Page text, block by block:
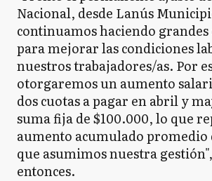
Nacional, desde Lanús
continuamos haciendo grandes
para mejorar las condiciones
nuestros trabajadores/as. Por
otorgaremos un aumento
dos cuotas a pagar en abril y
suma fija de $100.000, lo que
aumento acumulado promedio
que asumimos nuestra
entonces.